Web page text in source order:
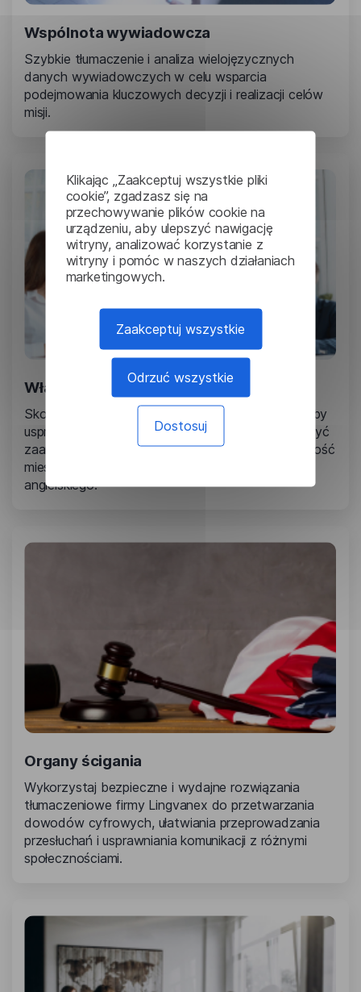
Klikając „Zaakceptuj wszystkie pliki
cookie”, zgadzasz się na
przechowywanie plików cookie na
urządzeniu, aby ulepszyć nawigację
witryny, analizować korzystanie z
witryny i pomóc w naszych działaniach
marketingowych.
Zaakceptuj wszystkie
Odrzuć wszystkie
Dostosuj
Wspólnota wywiadowcza
Szybkie tłumaczenie i analiza wielojęzycznych
danych wywiadowczych w celu wsparcia
podejmowania kluczowych decyzji i realizacji celów
misji.
Władze stanowe i lokalne
Skorzystaj z usług tłumaczeniowych Lingvanex, aby
usprawnić świadczenie usług publicznych, zwiększyć
zaangażowanie społeczności i zapewnić dostępność
mieszkańcom o ograniczonej znajomości języka
angielskiego.
Organy ścigania
Wykorzystaj bezpieczne i wydajne rozwiązania
tłumaczeniowe firmy Lingvanex do przetwarzania
dowodów cyfrowych, ułatwiania przeprowadzania
przesłuchań i usprawniania komunikacji z różnymi
społecznościami.